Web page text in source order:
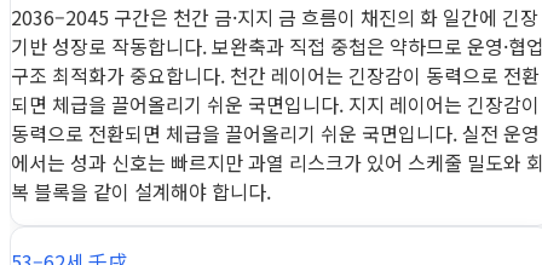
2036–2045 구간은 천간 금·지지 금 흐름이 채진의 화 일간에 긴장
기반 성장로 작동합니다. 보완축과 직접 중첩은 약하므로 운영·협
구조 최적화가 중요합니다. 천간 레이어는 긴장감이 동력으로 전환
되면 체급을 끌어올리기 쉬운 국면입니다. 지지 레이어는 긴장감이
동력으로 전환되면 체급을 끌어올리기 쉬운 국면입니다. 실전 운영
에서는 성과 신호는 빠르지만 과열 리스크가 있어 스케줄 밀도와
복 블록을 같이 설계해야 합니다.